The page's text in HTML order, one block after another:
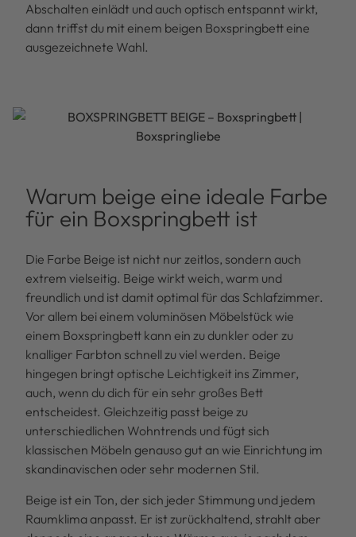
Abschalten einlädt und auch optisch entspannt wirkt,
dann triffst du mit einem beigen Boxspringbett eine
ausgezeichnete Wahl.
Warum beige eine ideale Farbe
für ein Boxspringbett ist
Die Farbe Beige ist nicht nur zeitlos, sondern auch
extrem vielseitig. Beige wirkt weich, warm und
freundlich und ist damit optimal für das Schlafzimmer.
Vor allem bei einem voluminösen Möbelstück wie
einem Boxspringbett kann ein zu dunkler oder zu
knalliger Farbton schnell zu viel werden. Beige
hingegen bringt optische Leichtigkeit ins Zimmer,
auch, wenn du dich für ein sehr großes Bett
entscheidest. Gleichzeitig passt beige zu
unterschiedlichen Wohntrends und fügt sich
klassischen Möbeln genauso gut an wie Einrichtung im
skandinavischen oder sehr modernen Stil.
Beige ist ein Ton, der sich jeder Stimmung und jedem
Raumklima anpasst. Er ist zurückhaltend, strahlt aber